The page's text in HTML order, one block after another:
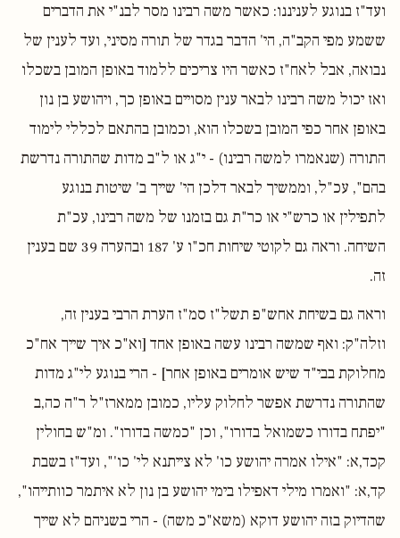
ועד"ז בנוגע לעניננו: כאשר משה רבינו מסר לבנ"י את הדברים
ששמע מפי הקב"ה, הי' הדבר בגדר של תורה מסיני, ועד לענין של
נבואה, אבל לאח"ז כאשר היו צריכים ללמוד באופן המובן בשכלו
ואז יכול משה רבינו לבאר ענין מסויים באופן כך, ויהושע בן נון
באופן אחר כפי המובן בשכלו הוא, וכמובן בהתאם לכללי לימוד
התורה (שנאמרו למשה רבינו) - י"ג או ל"ב מדות שהתורה נדרשת
בהם", עכ"ל, וממשיך לבאר דלכן הי' שייך ב' שיטות בנוגע
לתפילין או כרש"י או כר"ת גם בזמנו של משה רבינו, עכ"ת
השיחה. וראה גם לקוטי שיחות חכ"ו ע' 187 ובהערה 39 שם בענין
זה.
וראה גם בשיחת אחש"פ תשל"ז סמ"ז הערת הרבי בענין זה,
וזלה"ק: ואף שמשה רבינו עשה באופן אחד [וא"כ איך שייך אח"כ
מחלוקת בבי"ד שיש אומרים באופן אחר] - הרי בנוגע לי"ג מדות
שהתורה נדרשת אפשר לחלוק עליו, כמובן ממארז"ל ר"ה כה,ב
"יפתח בדורו כשמואל בדורו", וכן "כמשה בדורו". ומ"ש בחולין
קכד,א: "אילו אמרה יהושע כו' לא צייתנא לי' כו'", ועד"ז בשבת
קד,א: "ואמרו מילי דאפילו בימי יהושע בן נון לא איתמר כוותייהו",
שהדיוק בזה יהושע דוקא (משא"כ משה) - הרי בשניהם לא שייך